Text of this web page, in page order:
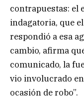
contrapuestas: el
indagatoria, que
respondió a esa
cambio, afirma
comunicado, la
vio involucrado
ocasión de robo”.